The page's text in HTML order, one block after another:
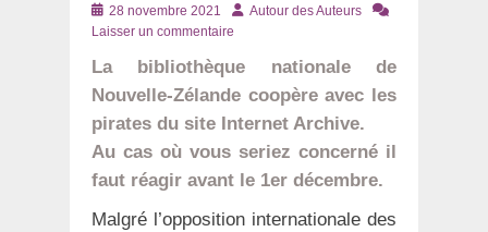
Posté
le
28 novembre 2021 AuteurAutour des Auteurs
Laisser un commentaire
La bibliothèque nationale de
Nouvelle-Zélande coopère avec les
pirates du site Internet Archive.
Au cas où vous seriez concerné il
faut réagir avant le 1er décembre.
Malgré l’opposition internationale des